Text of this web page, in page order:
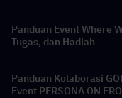
Panduan Event Where
Tugas, dan Hadiah
Panduan Kolaborasi
Event PERSONA ON